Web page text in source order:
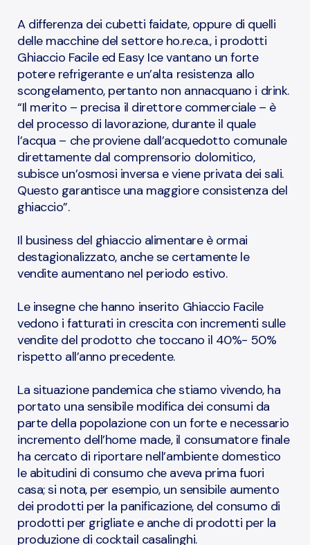
A differenza dei cubetti faidate, oppure di quelli
delle macchine del settore ho.re.ca., i prodotti
Ghiaccio Facile ed Easy Ice vantano un forte
potere refrigerante e un’alta resistenza allo
scongelamento, pertanto non annacquano i drink.
“Il merito – precisa il direttore commerciale – è
del processo di lavorazione, durante il quale
l’acqua – che proviene dall’acquedotto comunale
direttamente dal comprensorio dolomitico,
subisce un’osmosi inversa e viene privata dei sali.
Questo garantisce una maggiore consistenza del
ghiaccio”.
Il business del ghiaccio alimentare è ormai
destagionalizzato, anche se certamente le
vendite aumentano nel periodo estivo.
Le insegne che hanno inserito Ghiaccio Facile
vedono i fatturati in crescita con incrementi sulle
vendite del prodotto che toccano il 40%- 50%
rispetto all’anno precedente.
La situazione pandemica che stiamo vivendo, ha
portato una sensibile modifica dei consumi da
parte della popolazione con un forte e necessario
incremento dell’home made, il consumatore finale
ha cercato di riportare nell’ambiente domestico
le abitudini di consumo che aveva prima fuori
casa; si nota, per esempio, un sensibile aumento
dei prodotti per la panificazione, del consumo di
prodotti per grigliate e anche di prodotti per la
produzione di cocktail casalinghi.